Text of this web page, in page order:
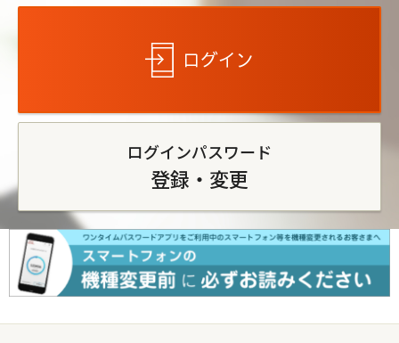
ログイン
ログインパスワード
登録・変更